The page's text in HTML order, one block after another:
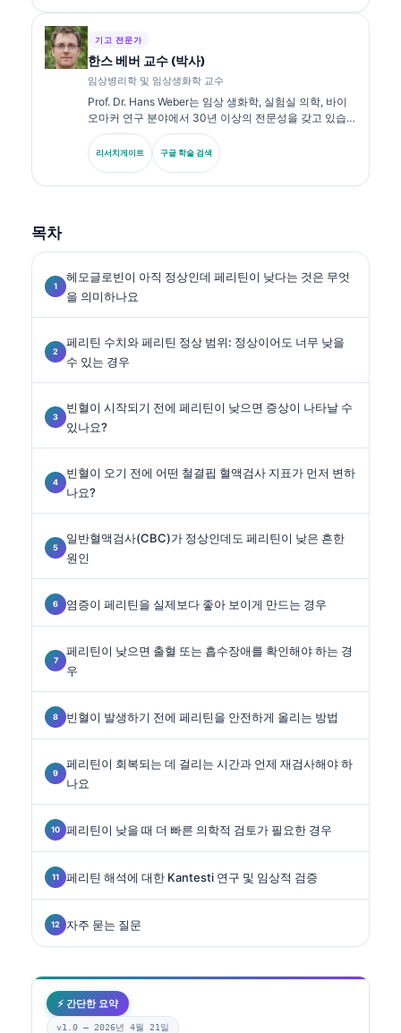
기고 전문가
한스 베버 교수 (박사)
임상병리학 및 임상생화학 교수
Prof. Dr. Hans Weber는 임상 생화학, 실험실 의학, 바이
오마커 연구 분야에서 30년 이상의 전문성을 갖고 있습
니다. 독일 임상화학회 전 회장으로서, 진단 패널 분석, 바
이오마커 표준화, AI 보조 실험실 의학을 전문으로 합니
다.
리서치게이트 구글 학술 검색
목차
헤모글로빈이 아직 정상인데 페리틴이 낮다는 것은 무엇
을 의미하나요
페리틴 수치와 페리틴 정상 범위: 정상이어도 너무 낮을
수 있는 경우
빈혈이 시작되기 전에 페리틴이 낮으면 증상이 나타날 수
있나요?
빈혈이 오기 전에 어떤 철결핍 혈액검사 지표가 먼저 변하
나요?
일반혈액검사(CBC)가 정상인데도 페리틴이 낮은 흔한
원인
염증이 페리틴을 실제보다 좋아 보이게 만드는 경우
페리틴이 낮으면 출혈 또는 흡수장애를 확인해야 하는 경
우
빈혈이 발생하기 전에 페리틴을 안전하게 올리는 방법
페리틴이 회복되는 데 걸리는 시간과 언제 재검사해야 하
나요
페리틴이 낮을 때 더 빠른 의학적 검토가 필요한 경우
페리틴 해석에 대한 Kantesti 연구 및 임상적 검증
자주 묻는 질문
⚡ 간단한 요약
v1.0 — 2026년 4월 21일